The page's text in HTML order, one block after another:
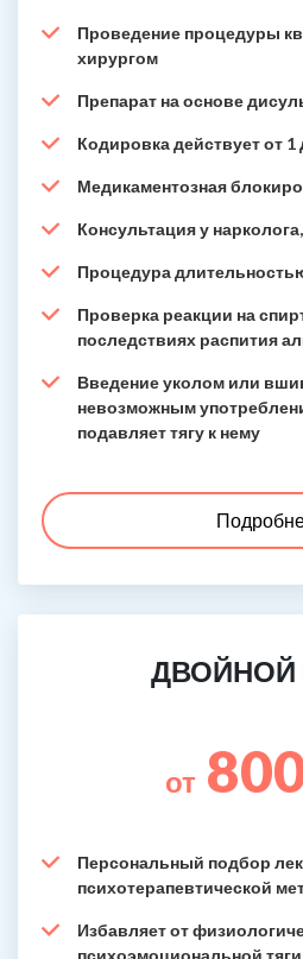
Проведение процедуры
хирургом
Препарат на основе
Кодировка действует от 1
Медикаментозная
Консультация у
Процедура
Проверка реакции на
последствиях распития
Введение уколом или
невозможным
подавляет тягу к нему
ДВОЙНОЙ
от
Персональный подбор
психотерапевтической
Избавляет от
психоэмоциональной